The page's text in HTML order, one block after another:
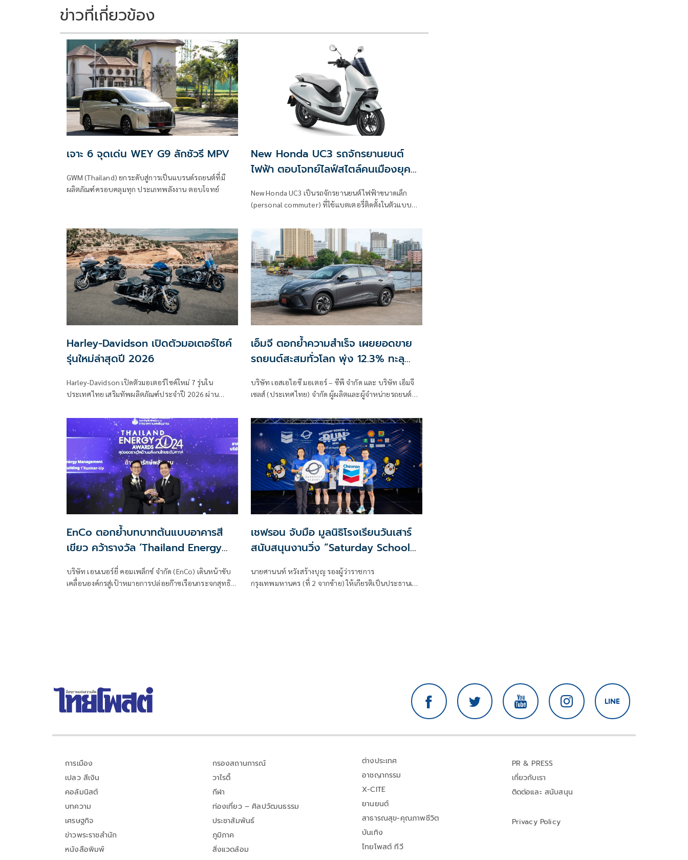
k k
ข่าวที่เกี่ยวข้อง
เจาะ 6 จุดเด่น WEY G9 ลักชัวรี MPV
GWM (Thailand) ยกระดับสู่การเป็นแบรนด์รถยนต์ที่มี
ผลิตภัณฑ์ครอบคลุมทุก ประเภทพลังงาน ตอบโจทย์
New Honda UC3 รถจักรยานยนต์
ไฟฟ้า ตอบโจทย์ไลฟ์สไตล์คนเมืองยุค
New Honda UC3 เป็นรถจักรยานยนต์ไฟฟ้าขนาดเล็ก
(personal commuter) ที่ใช้แบตเตอรี่ติดตั้งในตัวแบบ
Harley-Davidson เปิดตัวมอเตอร์ไซค์
รุ่นใหม่ล่าสุดปี 2026
Harley-Davidson เปิดตัวมอเตอร์ไซค์ใหม่ 7 รุ่นใน
ประเทศไทย เสริมทัพผลิตภัณฑ์ประจำปี 2026 ผ่าน
เอ็มจี ตอกย้ำความสำเร็จ เผยยอดขาย
รถยนต์สะสมทั่วโลก พุ่ง 12.3% ทะลุ
บริษัท เอสเอไอซี มอเตอร์ – ซีพี จำกัด และ บริษัท เอ็มจี
เซลส์ (ประเทศไทย) จำกัด ผู้ผลิตและผู้จำหน่ายรถยนต์
EnCo ตอกย้ำบทบาทต้นแบบอาคารสี
เขียว คว้ารางวัล ‘Thailand Energy
Awards 2024’
บริษัท เอนเนอร์ยี่ คอมเพล็กซ์ จำกัด (EnCo) เดินหน้าขับ
เคลื่อนองค์กรสู่เป้าหมายการปล่อยก๊าซเรือนกระจกสุทธิ
เชฟรอน จับมือ มูลนิธิโรงเรียนวันเสาร์
สนับสนุนงานวิ่ง “Saturday School
การเรียนรู้เพื่อเยาวชนไทย
นายศานนท์ หวังสร้างบุญ รองผู้ว่าราชการ
กรุงเทพมหานคร (ที่ 2 จากซ้าย) ให้เกียรติเป็นประธานเปิด
การเมือง
เปลว สีเงิน
คอลัมนิสต์
บทความ
เศรษฐกิจ
ข่าวพระราชสำนัก
หนังสือพิมพ์
กรองสถานการณ์
วาไรตี้
กีฬา
ท่องเที่ยว – ศิลปวัฒนธรรม
ประชาสัมพันธ์
ภูมิภาค
สิ่งแวดล้อม
ต่างประเทศ
อาชญากรรม
X-CITE
ยานยนต์
สาธารณสุข-คุณภาพชีวิต
บันเทิง
ไทยโพสต์ ทีวี
PR & PRESS
เกี่ยวกับเรา
ติดต่อและ สนับสนุน
Privacy Policy